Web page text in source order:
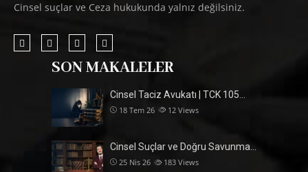
Cinsel suçlar ve Ceza hukukunda yalnız değilsiniz.
SON MAKALELER
Cinsel Taciz Avukatı | TCK 105…
18 Tem 26 12 Views
Cinsel Suçlar ve Doğru Savunma…
25 Nis 26 183 Views